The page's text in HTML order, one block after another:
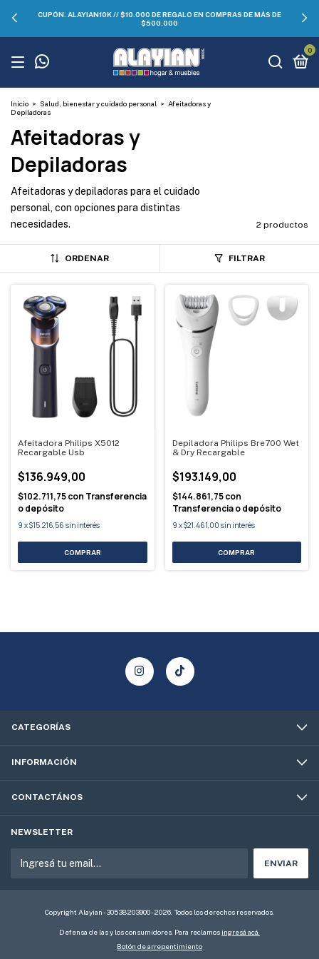
CUPÓN: ALAYIAN10K // $10.000 DE REGALO EN COMPRAS DE MÁS DE
$500.000
0
Inicio > Salud, bienestar y cuidado personal > Afeitadoras y
Depiladoras
Afeitadoras y
Depiladoras
Afeitadoras y depiladoras para el cuidado
personal, con opciones para distintas
necesidades.
2 productos
ORDENAR FILTRAR
Afeitadora Philips X5012
Recargable Usb
$136.949,00
$102.711,75con Transferencia
o depósito
9 x$15.216,56 sin interés
Depiladora Philips Bre700 Wet
& Dry Recargable
$193.149,00
$144.861,75con
Transferencia o depósito
9 x$21.461,00 sin interés
CATEGORÍAS
INFORMACIÓN
CONTACTÁNOS
NEWSLETTER
Copyright Alayian - 30538203900 - 2026. Todos los derechos reservados.
Defensa de las y los consumidores. Para reclamos ingresá acá.
Botón de arrepentimiento